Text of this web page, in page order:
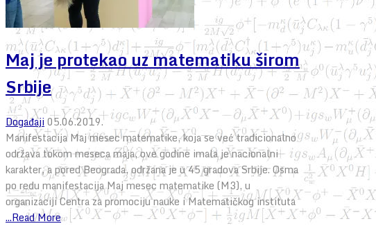
Maj je protekao uz matematiku širom
Srbije
Događaji 05.06.2019.
Manifestacija Maj mesec matematike, koja se već tradicionalno
održava tokom meseca maja, ove godine imala je nacionalni
karakter, a pored Beograda, održana je u 45 gradova Srbije. Osma
po redu manifestacija Maj mesec matematike (M3), u
organizaciji Centra za promociju nauke i Matematičkog instituta
...Read More